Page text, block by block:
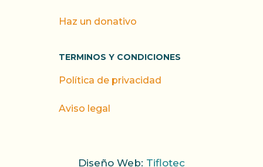
Haz un donativo
TERMINOS Y CONDICIONES
Política de privacidad
Aviso legal
Diseño Web: Tiflotec